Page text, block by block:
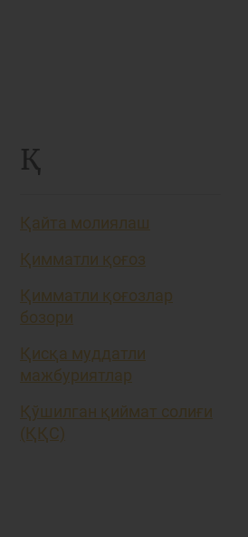
Қ
Қайта молиялаш
Қимматли қоғоз
Қимматли қоғозлар
бозори
Қисқа муддатли
мажбуриятлар
Қўшилган қиймат солиғи
(ҚҚС)